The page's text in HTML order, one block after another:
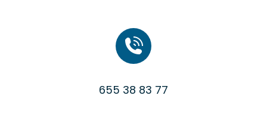
655 38 83 77